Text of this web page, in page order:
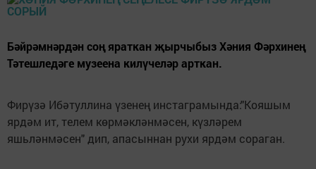
Бәйрәмнәрдән соң яраткан җырчыбыз Хәния Фәрхинең
Тәтешледәге музеена килүчеләр арткан.
Фирүзә Ибәтуллина үзенең инстаграмында:"Кояшым
ярдәм ит, телем көрмәкләнмәсен, күзләрем
яшьләнмәсен" дип, апасыннан рухи ярдәм сораган.